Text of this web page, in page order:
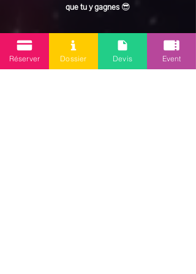
que tu y gagnes 😎
En lire plus >
Réserver Dossier Devis Event